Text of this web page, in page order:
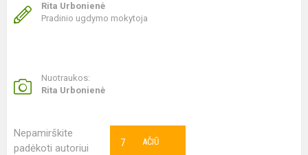
Rita Urbonienė
Pradinio ugdymo mokytoja
Nuotraukos:
Rita Urbonienė
Nepamirškite
padėkoti autoriui
AČIŪ
7